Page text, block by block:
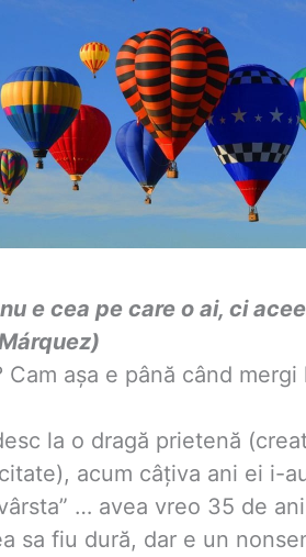
e cea pe care o ai, ci
Cam așa e până când
la o dragă prietenă
acum câțiva ani ei i-
… avea vreo 35 de
sa fiu dură, dar e un